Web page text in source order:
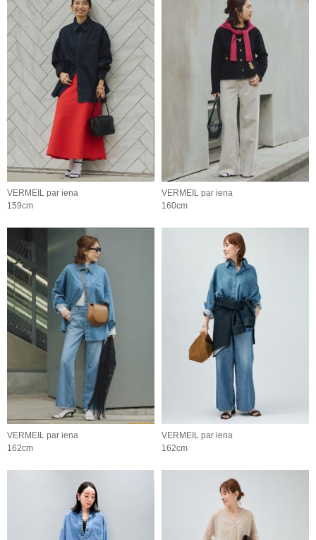
VERMEIL par iena
159cm
VERMEIL par iena
160cm
VERMEIL par iena
162cm
VERMEIL par iena
162cm